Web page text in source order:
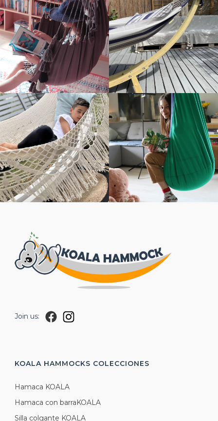
Join us:
KOALA HAMMOCKS COLECCIONES
Hamaca KOALA
Hamaca con barraKOALA
Silla colgante KOALA